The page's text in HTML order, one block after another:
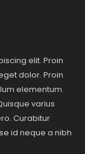
elit. Proin
dolor. Proin
elementum.
varius
Curabitur
id neque a nibh